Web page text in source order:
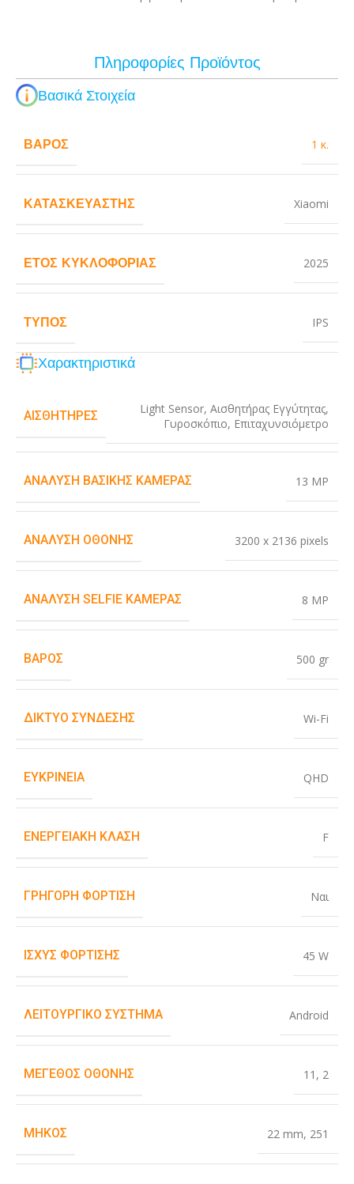
Πληροφορίες Προϊόντος
Βασικά Στοιχεία
ΒΆΡΟΣ 1 κ.
ΚΑΤΑΣΚΕΥΑΣΤΉΣ Xiaomi
ΈΤΟΣ ΚΥΚΛΟΦΟΡΊΑΣ 2025
ΤΎΠΟΣ IPS
Χαρακτηριστικά
ΑΙΣΘΗΤΉΡΕΣ Light Sensor, Αισθητήρας Εγγύτητας,
Γυροσκόπιο, Επιταχυνσιόμετρο
ΑΝΆΛΥΣΗ ΒΑΣΙΚΉΣ ΚΆΜΕΡΑΣ 13 MP
ΑΝΆΛΥΣΗ ΟΘΌΝΗΣ 3200 x 2136 pixels
ΑΝΆΛΥΣΗ SELFIE ΚΆΜΕΡΑΣ 8 MP
ΒΆΡΟΣ 500 gr
ΔΊΚΤΥΟ ΣΎΝΔΕΣΗΣ Wi-Fi
ΕΥΚΡΊΝΕΙΑ QHD
ΕΝΕΡΓΕΙΑΚΉ ΚΛΆΣΗ F
ΓΡΉΓΟΡΗ ΦΌΡΤΙΣΗ Ναι
ΙΣΧΎΣ ΦΌΡΤΙΣΗΣ 45 W
ΛΕΙΤΟΥΡΓΙΚΌ ΣΎΣΤΗΜΑ Android
ΜΈΓΕΘΟΣ ΟΘΌΝΗΣ 11 , 2
ΜΉΚΟΣ 22 mm, 251